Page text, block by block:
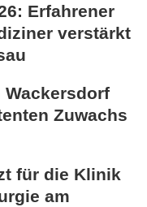
Erfahrener
verstärkt
Wackersdorf
Zuwachs
für die Klinik
am